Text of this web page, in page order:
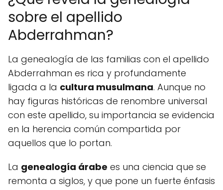
sobre el apellido
Abderrahman?
La genealogía de las familias con el apellido
Abderrahman es rica y profundamente
ligada a la cultura musulmana. Aunque no
hay figuras históricas de renombre universal
con este apellido, su importancia se evidencia
en la herencia común compartida por
aquellos que lo portan.
La genealogía árabe es una ciencia que se
remonta a siglos, y que pone un fuerte énfasis